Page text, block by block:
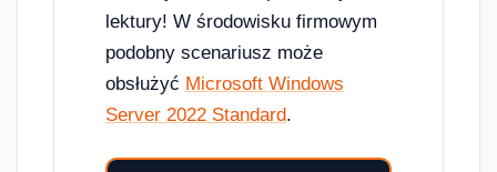
lektury! W środowisku firmowym
podobny scenariusz może
obsłużyć Microsoft Windows
Server 2022 Standard.